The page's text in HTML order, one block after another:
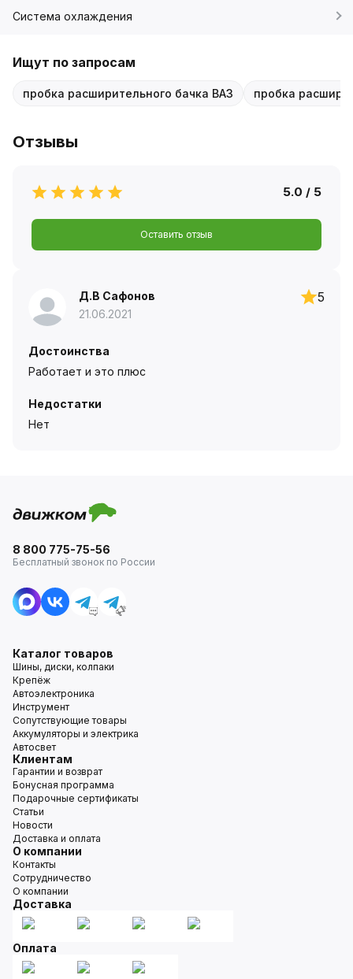
Система охлаждения
Ищут по запросам
пробка расширительного бачка ВАЗ пробка
Отзывы
5.0 / 5
Оставить отзыв
Д.В Сафонов
21.06.2021
5
Достоинства
Работает и это плюс
Недостатки
Нет
8 800 775-75-56
Бесплатный звонок по России
Каталог товаров
Шины, диски, колпаки
Крепёж
Автоэлектроника
Инструмент
Сопутствующие товары
Аккумуляторы и электрика
Автосвет
Клиентам
Гарантии и возврат
Бонусная программа
Подарочные сертификаты
Статьи
Новости
Доставка и оплата
О компании
Контакты
Сотрудничество
О компании
Доставка
Оплата